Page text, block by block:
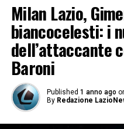
Milan Lazio,
biancocelesti: i
dell’attaccante
Baroni
Published 1 anno ago
By Redazione